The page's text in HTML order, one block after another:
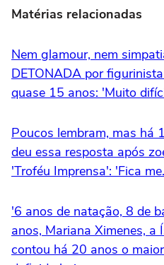
Matérias relacionadas
Nem glamour, nem
DETONADA por
quase 15 anos: 'Muito
Poucos lembram, mas há
deu essa resposta após
'Troféu Imprensa': 'Fica
'6 anos de natação, 8 de
anos, Mariana Ximenes, a
contou há 20 anos o